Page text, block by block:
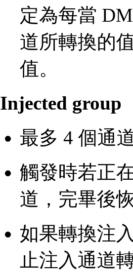
定為每當
道所轉換的
值。
Injected group
最多 4 個通
觸發時若正
道，完畢後
如果轉換注
止注入通道